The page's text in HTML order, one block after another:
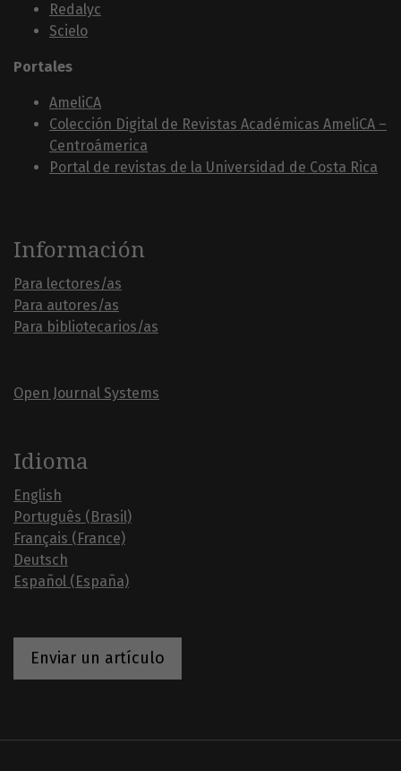
Redalyc
Scielo
Portales
AmeliCA
Colección Digital de Revistas Académicas AmeliCA –
Centroámerica
Portal de revistas de la Universidad de Costa Rica
Información
Para lectores/as
Para autores/as
Para bibliotecarios/as
Open Journal Systems
Idioma
English
Português (Brasil)
Français (France)
Deutsch
Español (España)
Enviar un artículo